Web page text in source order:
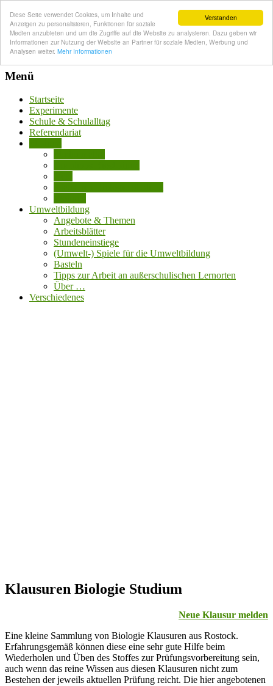
Verstanden
Diese Seite verwendet Cookies, um Inhalte und
Anzeigen zu personalisieren, Funktionen für soziale
Medien anzubieten und um die Zugriffe auf die Website zu analysieren. Dazu geben wir
Informationen zur Nutzung der Website an Partner für soziale Medien, Werbung und
Analysen weiter. Mehr Informationen
Menü
Startseite
Experimente
Schule & Schulalltag
Referendariat
Umweltbildung
Angebote & Themen
Arbeitsblätter
Stundeneinstiege
(Umwelt-) Spiele für die Umweltbildung
Basteln
Tipps zur Arbeit an außerschulischen Lernorten
Über …
Verschiedenes
Klausuren Biologie Studium
Neue Klausur melden
Eine kleine Sammlung von Biologie Klausuren aus Rostock.
Erfahrungsgemäß können diese eine sehr gute Hilfe beim
Wiederholen und Üben des Stoffes zur Prüfungsvorbereitung sein,
auch wenn das reine Wissen aus diesen Klausuren nicht zum
Bestehen der jeweils aktuellen Prüfung reicht. Die hier angebotenen